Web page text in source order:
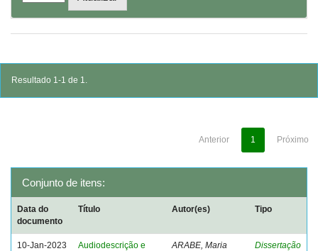
Resultado 1-1 de 1.
Anterior 1 Próximo
Conjunto de itens:
Data do
documento
Título Autor(es) Tipo
10-Jan-2023
Audiodescrição e
ARABE, Maria
Dissertação